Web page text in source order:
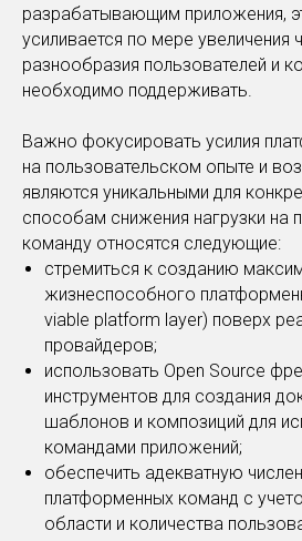
разрабатывающим приложения,
усиливается по мере увеличения
разнообразия пользователей и
необходимо поддерживать.
Важно фокусировать усилия
на пользовательском опыте и
являются уникальными для
способам снижения нагрузки на
команду относятся следующие:
стремиться к созданию
жизнеспособного
viable platform layer) поверх
провайдеров;
использовать Open Source
инструментов для создания
шаблонов и композиций для
командами приложений;
обеспечить адекватную
платформенных команд с
области и количества